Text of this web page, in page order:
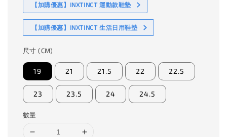
【加購優惠】INXTINCT 運動款鞋墊
【加購優惠】INXTINCT 生活日用鞋墊
尺寸 (CM)
19 21 21.5 22 22.5
23 23.5 24 24.5
數量